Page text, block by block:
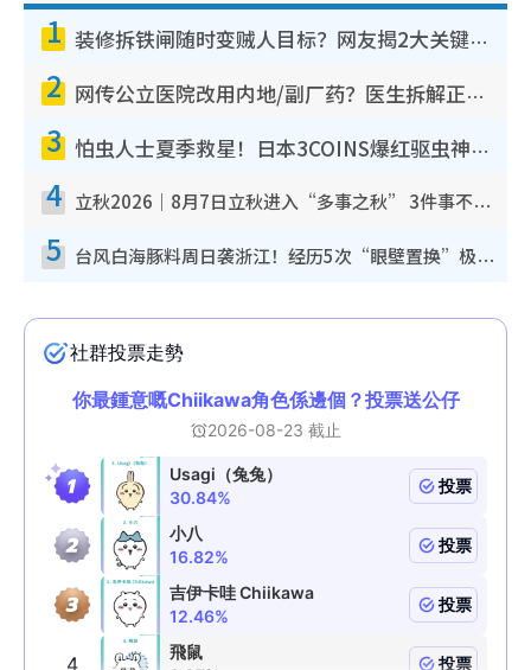
1 装修拆铁闸随时变贼人目标？网友揭2大关键用途：装新款等于白装？附新旧铁闸分别
2 网传公立医院改用内地/副厂药？医生拆解正副厂分别，揭4类人换药随时出事
3 怕虫人士夏季救星！日本3COINS爆红驱虫神器$45起 1招“全程免触碰”轻松搞定小强
4 立秋2026｜8月7日立秋进入“多事之秋” 3件事不可做！专家教6招开运 清杂物／钱包纳气接好运
5 台风白海豚料周日袭浙江！经历5次“眼壁置换”极罕见 成登陆内地最长途台风